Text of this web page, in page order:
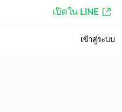
เปิดใน LINE
เข้าสู่ระบบ